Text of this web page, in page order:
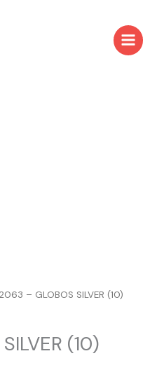
– GLOBOS SILVER (10)
(10)